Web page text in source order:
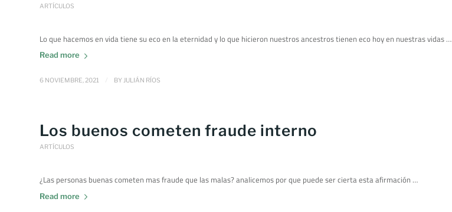
ARTÍCULOS
Lo que hacemos en vida tiene su eco en la eternidad y lo que hicieron nuestros ancestros tienen eco hoy en nuestras vidas …
Read more
6 NOVIEMBRE, 2021 BYJULIÁN RÍOS
Los buenos cometen fraude interno
ARTÍCULOS
¿Las personas buenas cometen mas fraude que las malas? analicemos por que puede ser cierta esta afirmación …
Read more